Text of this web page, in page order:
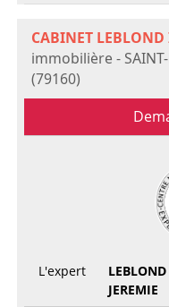
CABINET
immobilière - SAINT-
(79160)
L'expert
JEREMIE